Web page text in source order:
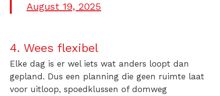
August 19, 2025
4. Wees flexibel
Elke dag is er wel iets wat anders loopt dan
gepland. Dus een planning die geen ruimte laat
voor uitloop, spoedklussen of domweg